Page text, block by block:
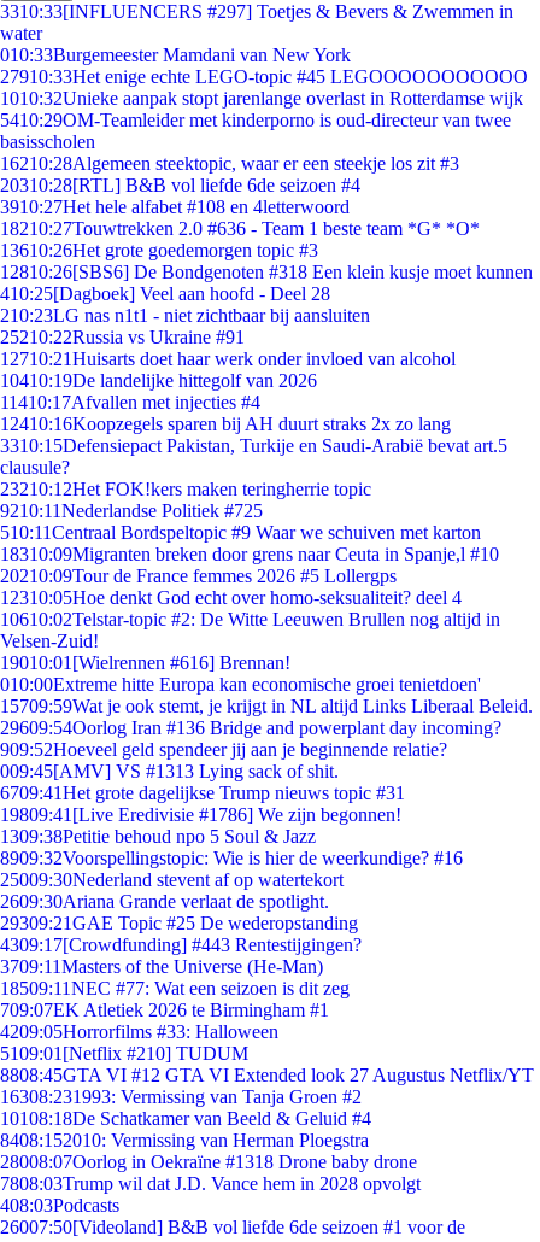
3310:33[INFLUENCERS #297] Toetjes & Bevers & Zwemmen in
water
010:33Burgemeester Mamdani van New York
27910:33Het enige echte LEGO-topic #45 LEGOOOOOOOOOOO
1010:32Unieke aanpak stopt jarenlange overlast in Rotterdamse wijk
5410:29OM-Teamleider met kinderporno is oud-directeur van twee
basisscholen
16210:28Algemeen steektopic, waar er een steekje los zit #3
20310:28[RTL] B&B vol liefde 6de seizoen #4
3910:27Het hele alfabet #108 en 4letterwoord
18210:27Touwtrekken 2.0 #636 - Team 1 beste team *G* *O*
13610:26Het grote goedemorgen topic #3
12810:26[SBS6] De Bondgenoten #318 Een klein kusje moet kunnen
410:25[Dagboek] Veel aan hoofd - Deel 28
210:23LG nas n1t1 - niet zichtbaar bij aansluiten
25210:22Russia vs Ukraine #91
12710:21Huisarts doet haar werk onder invloed van alcohol
10410:19De landelijke hittegolf van 2026
11410:17Afvallen met injecties #4
12410:16Koopzegels sparen bij AH duurt straks 2x zo lang
3310:15Defensiepact Pakistan, Turkije en Saudi-Arabië bevat art.5
clausule?
23210:12Het FOK!kers maken teringherrie topic
9210:11Nederlandse Politiek #725
510:11Centraal Bordspeltopic #9 Waar we schuiven met karton
18310:09Migranten breken door grens naar Ceuta in Spanje,l #10
20210:09Tour de France femmes 2026 #5 Lollergps
12310:05Hoe denkt God echt over homo-seksualiteit? deel 4
10610:02Telstar-topic #2: De Witte Leeuwen Brullen nog altijd in
Velsen-Zuid!
19010:01 [Wielrennen #616] Brennan!
010:00Extreme hitte Europa kan economische groei tenietdoen'
15709:59Wat je ook stemt, je krijgt in NL altijd Links Liberaal Beleid.
29609:54Oorlog Iran #136 Bridge and powerplant day incoming?
909:52Hoeveel geld spendeer jij aan je beginnende relatie?
009:45[AMV] VS #1313 Lying sack of shit.
6709:41Het grote dagelijkse Trump nieuws topic #31
19809:41 [Live Eredivisie #1786] We zijn begonnen!
1309:38Petitie behoud npo 5 Soul & Jazz
8909:32Voorspellingstopic: Wie is hier de weerkundige? #16
25009:30Nederland stevent af op watertekort
2609:30Ariana Grande verlaat de spotlight.
29309:21GAE Topic #25 De wederopstanding
4309:17[Crowdfunding] #443 Rentestijgingen?
3709:11Masters of the Universe (He-Man)
18509:11NEC #77: Wat een seizoen is dit zeg
709:07EK Atletiek 2026 te Birmingham #1
4209:05Horrorfilms #33: Halloween
5109:01 [Netflix #210] TUDUM
8808:45GTA VI #12 GTA VI Extended look 27 Augustus Netflix/YT
16308:231993: Vermissing van Tanja Groen #2
10108:18De Schatkamer van Beeld & Geluid #4
8408:152010: Vermissing van Herman Ploegstra
28008:07Oorlog in Oekraïne #1318 Drone baby drone
7808:03Trump wil dat J.D. Vance hem in 2028 opvolgt
408:03Podcasts
26007:50[Videoland] B&B vol liefde 6de seizoen #1 voor de